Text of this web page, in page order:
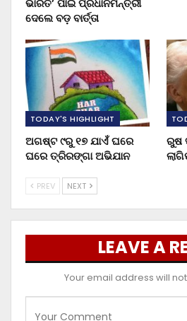
ଭାରତ’ ପାଇଁ ପ୍ରଧାନମନ୍ତ୍ରୀ
ଦେଲେ ବଡ଼ ବାର୍ତ୍ତା
TODAY'S HIGHLIGHT
ଅଗଷ୍ଟ ୯ରୁ ୧୭ ଯାଏଁ ଘରେ
ଘରେ ତ୍ରିରଙ୍ଗା ଅଭିଯାନ
ରୁଷ
PREV NEXT
LEAVE A
Your email address will